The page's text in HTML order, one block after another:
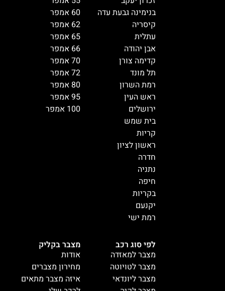
מצבר בקליק
אודות
מחירון מצברים
איזה מצבר מתאים
לפי סוג רכב
מצבר למאזדה
מצבר לטויוטה
מצבר ליונדאי
60 אמפר
62 אמפר
65 אמפר
66 אמפר
70 אמפר
72 אמפר
80 אמפר
95 אמפר
100 אמפר
בנימינה גבעת עדה
קיסריה
עתלית
אבן יהודה
קדימה צורן
תל מונד
רמת השרון
ראש העין
ירושלים
בית שמש
קריות
ראשון לציון
חדרה
נתניה
חיפה
בקריות
יקנעם
רמת ישי